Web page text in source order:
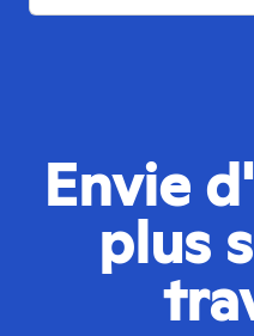
Envie
plus